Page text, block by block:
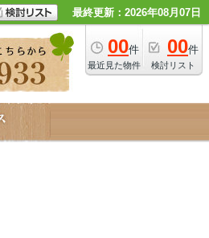
最終更新：2026年08月07日
00件
最近見た物件
00件
検討リスト